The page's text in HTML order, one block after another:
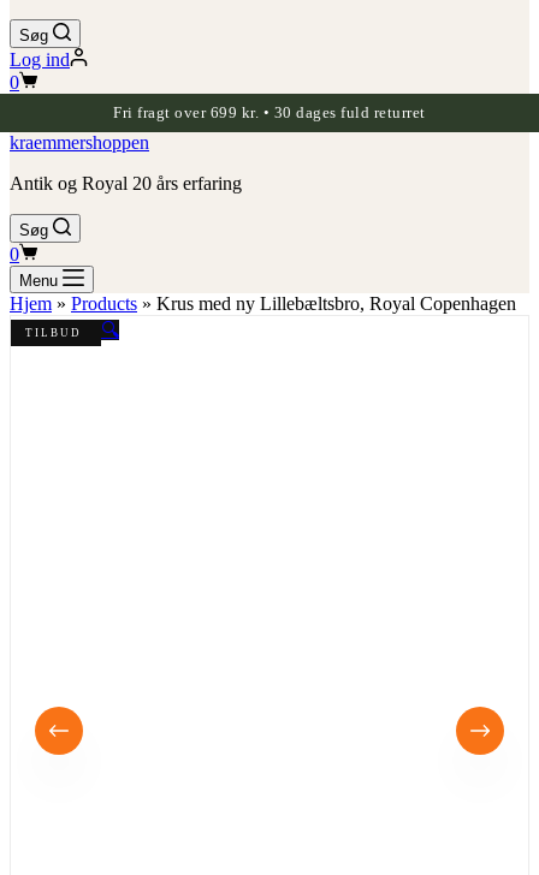
Søg
Log ind
Indkøbskurv
0
Fri fragt over 699 kr. • 30 dages fuld returret
kraemmershoppen
Antik og Royal 20 års erfaring
Søg
Indkøbskurv
0
Menu
Hjem » Products » Krus med ny Lillebæltsbro, Royal Copenhagen
TILBUD 🔍